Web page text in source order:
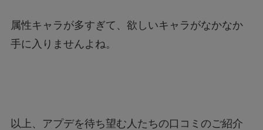
属性キャラが多すぎて、欲しいキャラがなかなか
手に入りませんよね。
以上、アプデを待ち望む人たちの口コミのご紹介